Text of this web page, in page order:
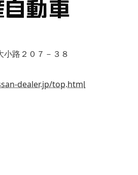
路２０７－３８
dealer.jp/top.html